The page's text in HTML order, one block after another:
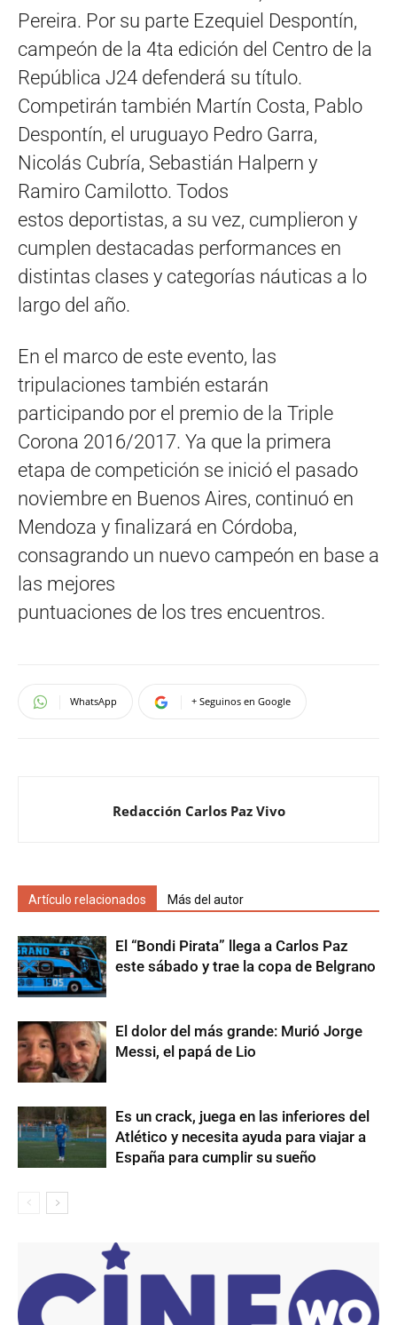
Pereira. Por su parte Ezequiel Despontín,
campeón de la 4ta edición del Centro de la
República J24 defenderá su título.
Competirán también Martín Costa, Pablo
Despontín, el uruguayo Pedro Garra,
Nicolás Cubría, Sebastián Halpern y
Ramiro Camilotto. Todos
estos deportistas, a su vez, cumplieron y
cumplen destacadas performances en
distintas clases y categorías náuticas a lo
largo del año.
En el marco de este evento, las
tripulaciones también estarán
participando por el premio de la Triple
Corona 2016/2017. Ya que la primera
etapa de competición se inició el pasado
noviembre en Buenos Aires, continuó en
Mendoza y finalizará en Córdoba,
consagrando un nuevo campeón en base a
las mejores
puntuaciones de los tres encuentros.
WhatsApp + Seguinos en Google
Redacción Carlos Paz Vivo
Artículo relacionados Más del autor
El “Bondi Pirata” llega a Carlos Paz
este sábado y trae la copa de Belgrano
El dolor del más grande: Murió Jorge
Messi, el papá de Lio
Es un crack, juega en las inferiores del
Atlético y necesita ayuda para viajar a
España para cumplir su sueño